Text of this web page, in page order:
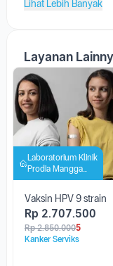
Layanan
Laboratorium Klinik
Prodia Mangga
Besar
Vaksin HPV 9 strain
Rp 2.707.500
Rp 2.850.0005
Kanker Serviks
Kota Jakarta Barat